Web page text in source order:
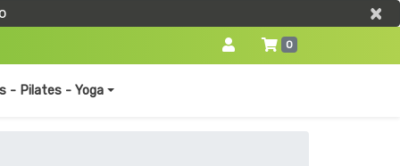
×
×
0
- Pilates - Yoga